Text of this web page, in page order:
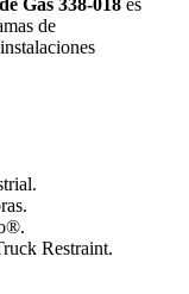
Gas 338-018 es
de
Restraint.